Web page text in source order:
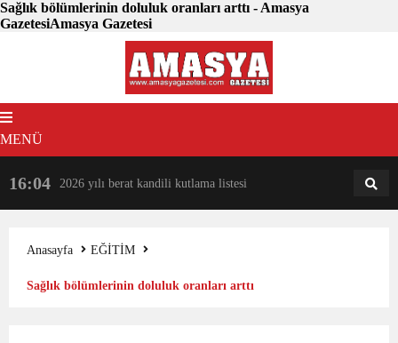
Sağlık bölümlerinin doluluk oranları arttı - Amasya
GazetesiAmasya Gazetesi
MENÜ
16:04 2026 yılı berat kandili kutlama listesi 18:31
Anasayfa
EĞİTİM
Sağlık bölümlerinin doluluk oranları arttı